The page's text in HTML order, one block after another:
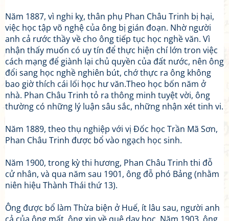
Năm 1887, vì nghi kỵ, thân phụ Phan Châu Trinh bị hại,
việc học tập võ nghệ của ông bị gián đoạn. Nhờ người
anh cả rước thầy về cho ông tiếp tục học nghề văn. Vì
nhận thấy muốn có uy tín để thực hiện chí lớn tron việc
cách mạng để giành lại chủ quyền của đất nước, nên ông
đổi sang học nghề nghiên bút, chớ thực ra ông không
bao giờ thích cái lối học hư văn.Theo học bốn năm ở
nhà. Phan Châu Trinh tỏ ra thông minh tuyệt vời, ông
thường có những lý luận sâu sắc, những nhận xét tinh vi.
Năm 1889, theo thụ nghiệp với vị Đốc học Trần Mã Sơn,
Phan Châu Trinh được bổ vào ngạch học sinh.
Năm 1900, trong kỳ thi hương, Phan Châu Trinh thi đỗ
cử nhân, và qua năm sau 1901, ông đỗ phó Bảng (nhằm
niên hiệu Thành Thái thứ 13).
Ông được bổ làm Thừa biện ở Huế, ít lâu sau, người anh